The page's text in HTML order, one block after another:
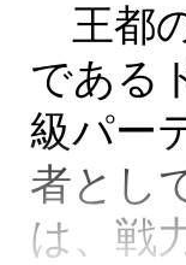
王都
である
級パー
者とし
は、戦